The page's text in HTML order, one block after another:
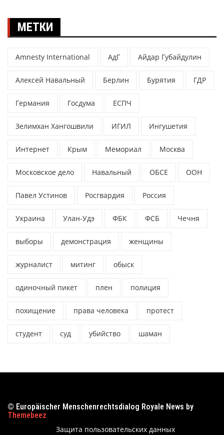
МЕТКИ
Amnesty International АдГ Айдар Губайдулин
Алексей Навальный Берлин Бурятия ГДР
Германия Госдума ЕСПЧ
Зелимхан Хангошвили ИГИЛ Ингушетия
Интернет Крым Мемориал Москва
Московское дело Навальный ОБСЕ ООН
Павел Устинов Росгвардия Россия
Украина Улан-Удэ ФБК ФСБ Чечня
выборы демонстрация женщины
журналист митинг обыск
одиночный пикет плен полиция
похищение права человека протест
студент суд убийство шаман
© Europäischer Menschenrechtsdialog Royale News by
Themebeez
Защита пользовательских данных